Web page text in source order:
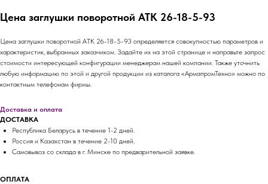
Цена заглушки поворотной АТК 26-18-5-93
Цена заглушки поворотной АТК 26-18-5-93 определяется совокупностью параметров и
характеристик, выбранных заказчиком. Задайте их на этой странице и направьте запрос
стоимости интересующей конфигурации менеджерам нашей компании. Также уточнить
любую информацию по этой и другой продукции из каталога «АрмапромТехно» можно по
контактным телефонам фирмы.
Доставка и оплата
ДОСТАВКА
Республика Беларусь в течение 1-2 дней.
Россия и Казахстан в течение 2-10 дней.
Самовывоз со склада в г. Минске по предварительной заявке.
ОПЛАТА